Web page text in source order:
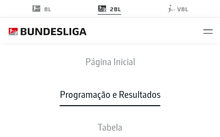
BL 2BL VBL
Página Inicial
Programação e Resultados
Tabela
KSC BOC
ESCALAÇÕES